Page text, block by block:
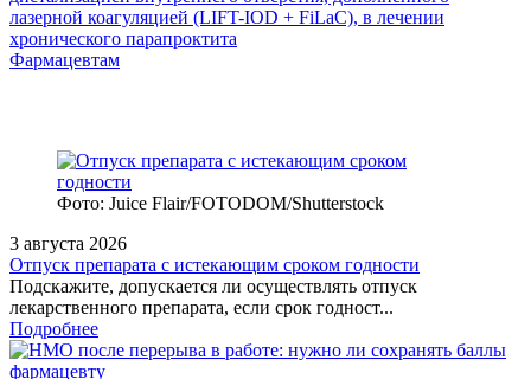
лазерной коагуляцией (LIFT-IOD + FiLaC), в лечении
хронического парапроктита
Фармацевтам
Фото: Juice Flair/FOTODOM/Shutterstoсk
3 августа 2026
Отпуск препарата с истекающим сроком годности
Подскажите, допускается ли осуществлять отпуск
лекарственного препарата, если срок годност...
Подробнее